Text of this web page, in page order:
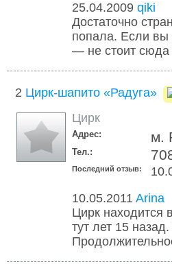
25.04.2009 qiki
Достаточно
попала. Если
— не стоит сюда
2 Цирк-шапито «Радуга»
Цирк
Адрес: м.
Тел.:
Последний отзыв:
10.05.2011 Arina
Цирк находится
тут лет 15